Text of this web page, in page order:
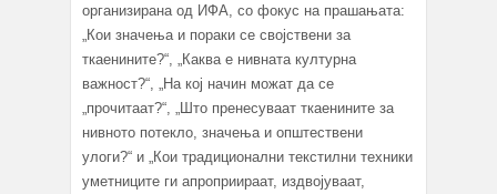
организирана од ИФА, со фокус на прашањата:
„Кои значења и пораки се својствени за
ткаенините?“, „Каква е нивната културна
важност?“, „На кој начин можат да се
„прочитаат?“, „Што пренесуваат ткаенините за
нивното потекло, значења и општествени
улоги?“ и „Кои традиционални текстилни техники
уметниците ги апроприираaт, издвојуваат,